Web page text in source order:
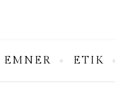
EMNER ETIK